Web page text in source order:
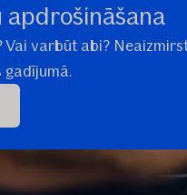
Vai varbūt abi?